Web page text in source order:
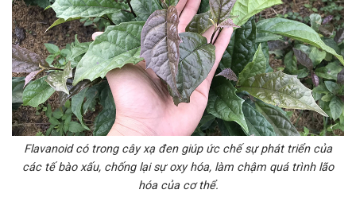
Flavanoid có trong cây xạ đen giúp ức chế sự phát triển của
các tế bào xấu, chống lại sự oxy hóa, làm chậm quá trình lão
hóa của cơ thể.